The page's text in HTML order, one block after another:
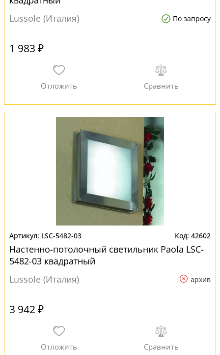
Lussole (Италия)
По запросу
1 983 ₽
LSC-5482-03 42602
Настенно-потолочный светильник Paola LSC-
5482-03 квадратный
Lussole (Италия)
архив
3 942 ₽